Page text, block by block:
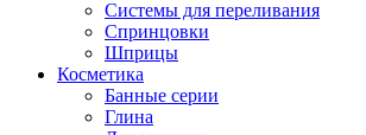
Системы для переливания
Спринцовки
Шприцы
Косметика
Банные серии
Глина